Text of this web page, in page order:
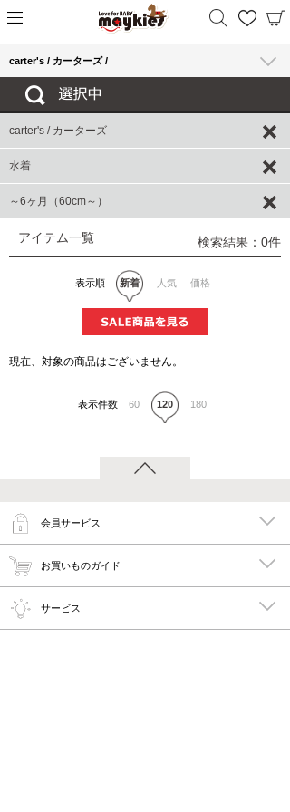
carter's / カーターズ /
carter's / カーターズ
水着
～6ヶ月（60cm～）
アイテム一覧 検索結果：0件
表示順 新着 人気 価格
現在、対象の商品はございません。
表示件数 60 120 180
会員サービス
お買いものガイド
サービス